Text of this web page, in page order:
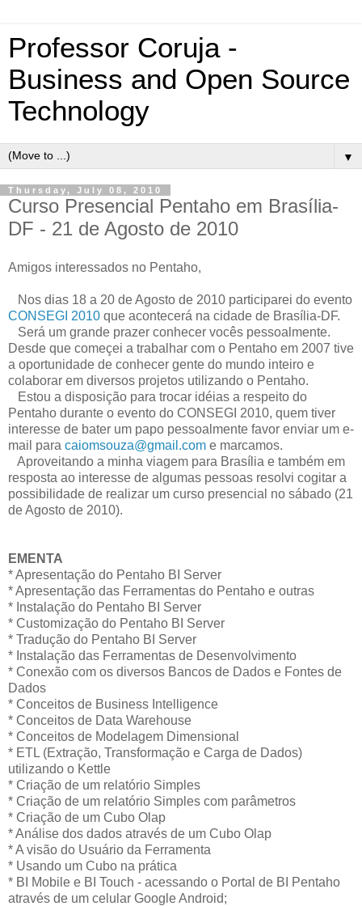
Professor Coruja -
Business and Open Source
Technology
▼
Thursday, July 08, 2010
Curso Presencial Pentaho em Brasília-
DF - 21 de Agosto de 2010
Amigos interessados no Pentaho,
Nos dias 18 a 20 de Agosto de 2010 participarei do evento
CONSEGI 2010 que acontecerá na cidade de Brasília-DF.
Será um grande prazer conhecer vocês pessoalmente.
Desde que começei a trabalhar com o Pentaho em 2007 tive
a oportunidade de conhecer gente do mundo inteiro e
colaborar em diversos projetos utilizando o Pentaho.
Estou a disposição para trocar idéias a respeito do
Pentaho durante o evento do CONSEGI 2010, quem tiver
interesse de bater um papo pessoalmente favor enviar um e-
mail para caiomsouza@gmail.com e marcamos.
Aproveitando a minha viagem para Brasília e também em
resposta ao interesse de algumas pessoas resolvi cogitar a
possibilidade de realizar um curso presencial no sábado (21
de Agosto de 2010).
EMENTA
* Apresentação do Pentaho BI Server
* Apresentação das Ferramentas do Pentaho e outras
* Instalação do Pentaho BI Server
* Customização do Pentaho BI Server
* Tradução do Pentaho BI Server
* Instalação das Ferramentas de Desenvolvimento
* Conexão com os diversos Bancos de Dados e Fontes de
Dados
* Conceitos de Business Intelligence
* Conceitos de Data Warehouse
* Conceitos de Modelagem Dimensional
* ETL (Extração, Transformação e Carga de Dados)
utilizando o Kettle
* Criação de um relatório Simples
* Criação de um relatório Simples com parâmetros
* Criação de um Cubo Olap
* Análise dos dados através de um Cubo Olap
* A visão do Usuário da Ferramenta
* Usando um Cubo na prática
* BI Mobile e BI Touch - acessando o Portal de BI Pentaho
através de um celular Google Android;